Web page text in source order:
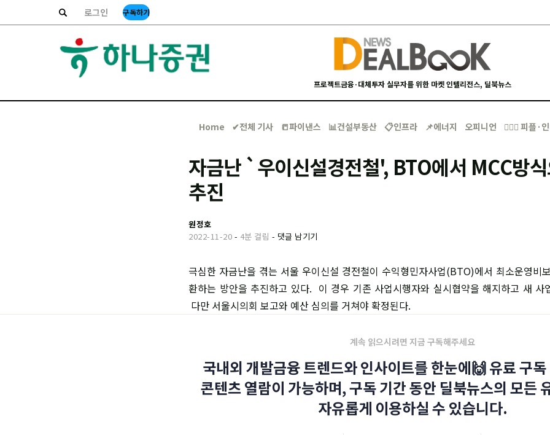
로그인 구독하기
프로젝트금융·대체투자 실무자를 위한 마켓 인텔리전스, 딜북뉴스
Home ✔︎전체 기사 📒파이낸스 📊건설부동산 📋인프라 📌에너지 오피니언 🙋🏻‍♂️ 피플·
자금난 `우이신설경전철', BTO에서 MCC방
추진
원정호
2022-11-20 - 4분 걸림 - 댓글 남기기
극심한 자금난을 겪는 서울 우이신설 경전철이 수익형민자사업(BTO)에서 최소운영비
환하는 방안을 추진하고 있다. 이 경우 기존 사업시행자와 실시협약을 해지하고 새 사
다만 서울시의회 보고와 예산 심의를 거쳐야 확정된다.
계속 읽으시려면 지금 구독해주세요
국내외 개발금융 트렌드와 인사이트를 한눈에🙌 유료 구
콘텐츠 열람이 가능하며, 구독 기간 동안 딜북뉴스의 모든
자유롭게 이용하실 수 있습니다.